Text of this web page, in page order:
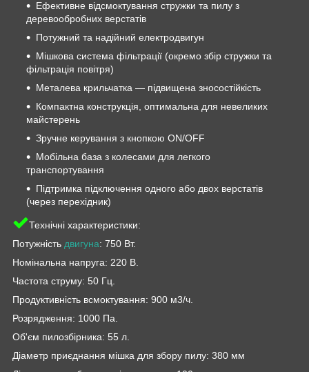
Ефективне відсмоктування стружки та пилу з
деревообробних верстатів
Потужний та надійний електродвигун
Мішкова система фільтрації (окремо збір стружки та
фільтрація повітря)
Металева крильчатка — підвищена зносостійкість
Компактна конструкція, оптимальна для невеликих
майстерень
Зручне керування з кнопкою ON/OFF
Мобільна база з колесами для легкого
транспортування
Підтримка підключення одного або двох верстатів
(через перехідник)
Технічні характеристики:
Потужність двигуна: 750 Вт.
Номінальна напруга: 220 В.
Частота струму: 50 Гц.
Продуктивність всмоктування: 900 м3/ч.
Розрядження: 1000 Па.
Об'єм пилозбірника: 55 л.
Діаметр приєднання мішка для збору пилу: 380 мм